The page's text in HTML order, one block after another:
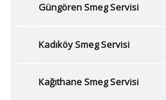
Güngören Smeg Servisi
Kadıköy Smeg Servisi
Kağıthane Smeg Servisi